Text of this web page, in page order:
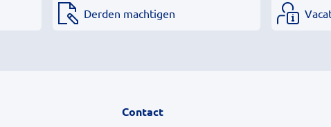
Derden machtigen
Contact